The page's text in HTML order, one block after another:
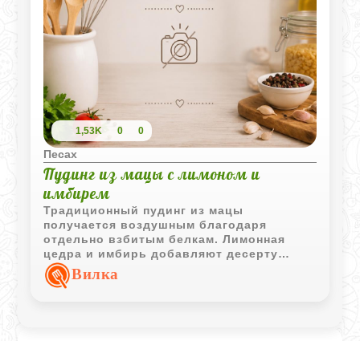
1,53K 0 0
Песах
Пудинг из мацы с лимоном и
имбирем
Традиционный пудинг из мацы
получается воздушным благодаря
отдельно взбитым белкам. Лимонная
цедра и имбирь добавляют десерту
приятный аромат, а сахарная пудра или
желе делают подачу особенно
Вилка